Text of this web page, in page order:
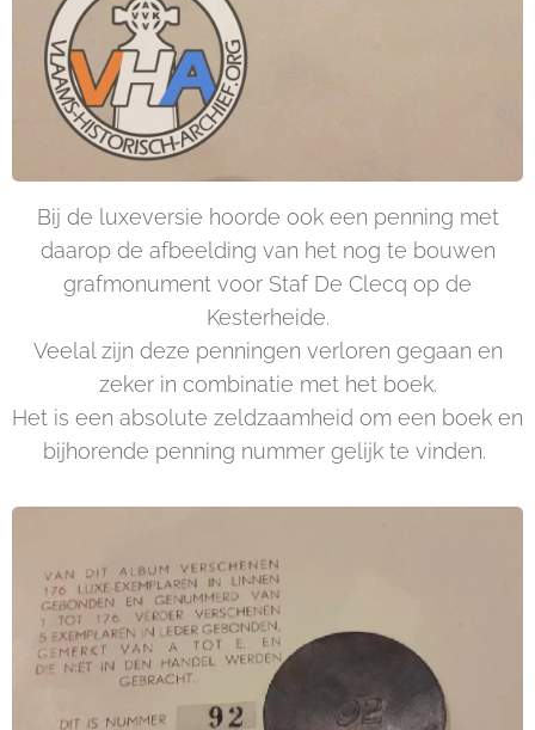
Bij de luxeversie hoorde ook een penning met
daarop de afbeelding van het nog te bouwen
grafmonument voor Staf De Clecq op de
Kesterheide.
Veelal zijn deze penningen verloren gegaan en
zeker in combinatie met het boek.
Het is een absolute zeldzaamheid om een boek en
bijhorende penning nummer gelijk te vinden.